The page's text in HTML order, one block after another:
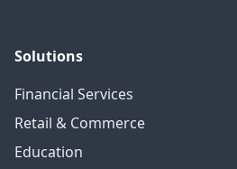
Solutions
Financial Services
Retail & Commerce
Education